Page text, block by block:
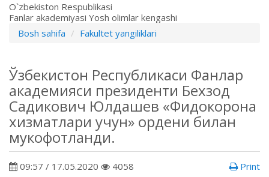
O`zbekiston Respublikasi
Fanlar akademiyasi Yosh olimlar kengashi
Bosh sahifa
Fakultet yangiliklari
Ўзбекистон Республикаси Фанлар
академияси президенти Бехзод
Садикович Юлдашев «Фидокорона
хизматлари учун» ордени билан
мукофотланди.
09:57 / 17.05.2020 4058 Print